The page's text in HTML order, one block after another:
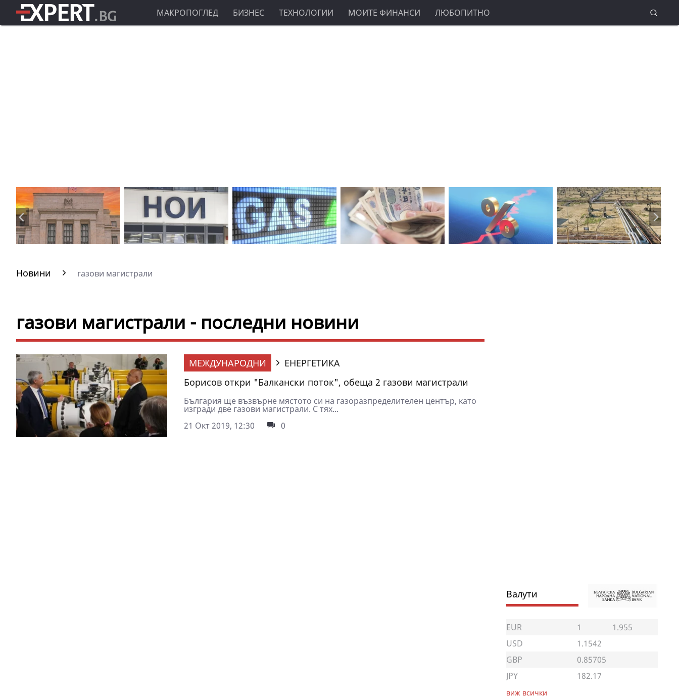
МАКРОПОГЛЕД БИЗНЕС ТЕХНОЛОГИИ МОИТЕ ФИНАНСИ ЛЮБОПИТНО
Новини газови магистрали
газови магистрали - последни новини
МЕЖДУНАРОДНИ
ЕНЕРГЕТИКА
Борисов откри "Балкански поток", обеща 2 газови магистрали
България ще възвърне мястото си на газоразпределителен център, като
изгради две газови магистрали. С тях...
21 Окт 2019, 12:30
0
Валути
EUR 1
1.955
USD
1.1542
GBP
0.85705
JPY
182.17
виж всички